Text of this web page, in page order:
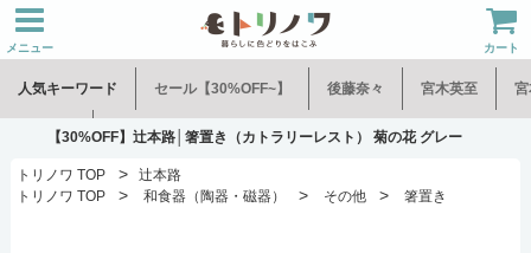
メニュー カート
人気キーワード セール【30%OFF~】 後藤奈々 宮木英至 宮
水谷和音 児玉修治
【30%OFF】辻本路│箸置き（カトラリーレスト） 菊の花 グレー
トリノワ TOP >
辻本路
トリノワ TOP
> 和食器（陶器・磁器） > その他 > 箸置き